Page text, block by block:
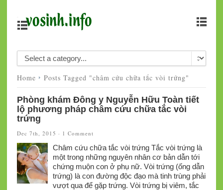
Home Posts Tagged "châm cứu chữa tắc vòi trứng"
Phòng khám Đông y Nguyễn Hữu Toàn tiết
lộ phương pháp châm cứu chữa tắc vòi
trứng
Dec 7th, 2015 · 1 Comment
Châm cứu chữa tắc vòi trứng Tắc vòi trứng là
một trong những nguyên nhân cơ bản dẫn tới
chứng muộn con ở phụ nữ. Vòi trứng (ống dẫn
trứng) là con đường độc đạo mà tinh trùng phải
vượt qua để gặp trứng. Vòi trứng bị viêm, tắc